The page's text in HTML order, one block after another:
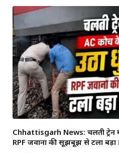
Chhattisgarh News: चलती
RPF जवानों की सूझबूझ से टला बड़ा